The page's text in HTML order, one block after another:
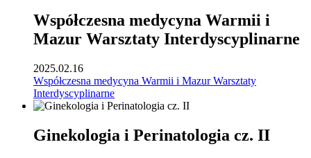
Współczesna medycyna Warmii i
Mazur Warsztaty Interdyscyplinarne
2025.02.16
Współczesna medycyna Warmii i Mazur Warsztaty
Interdyscyplinarne
Ginekologia i Perinatologia cz. II